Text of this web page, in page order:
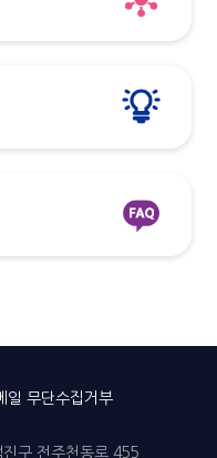
일 무단수집거부
구 전주천동로 455